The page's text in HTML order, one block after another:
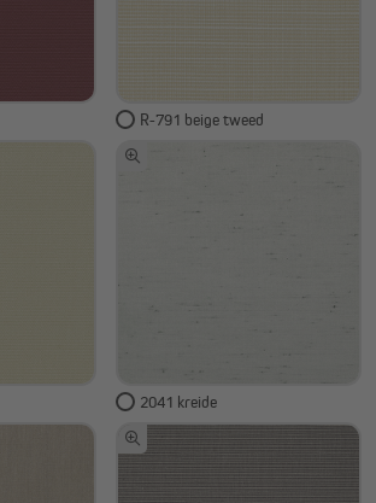
R-791 beige tweed
2041 kreide